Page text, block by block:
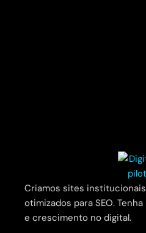
Criamos sites
otimizados para SEO.
e crescimento no digital.